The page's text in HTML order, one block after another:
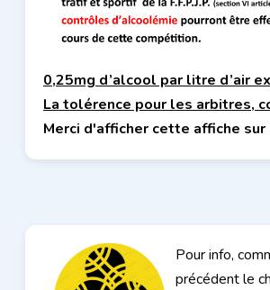
0,25mg d’alcool par litre d’air
La tolérence pour les arbitres,
Merci d'afficher cette affiche
Pour info,
précédent le